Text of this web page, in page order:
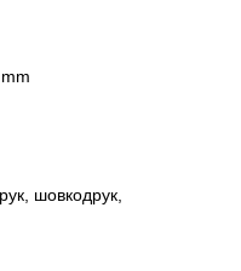
шовкодрук,